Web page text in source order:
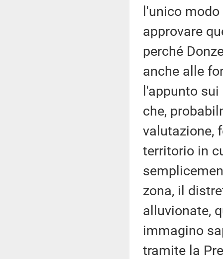
l'unico
approvare
perché
anche alle
l'appunto
che,
valutazione,
territorio in
zona, il
alluvionate,
immagino
tramite la